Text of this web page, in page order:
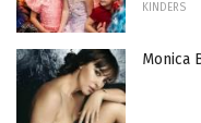
KINDERS
Monica